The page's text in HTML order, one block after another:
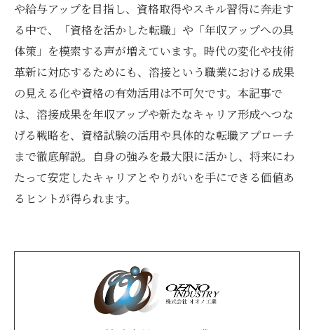
や給与アップを目指し、資格取得やスキル習得に奔走す
る中で、「資格を活かした転職」や「年収アップへの具
体策」を模索する声が増えています。時代の変化や技術
革新に対応するためにも、溶接という職業における成果
の見える化や資格の有効活用は不可欠です。本記事で
は、溶接成果を年収アップや新たなキャリア形成へつな
げる戦略を、資格試験の活用や具体的な転職アプローチ
まで徹底解説。自身の強みを最大限に活かし、将来にわ
たって安定したキャリアとやりがいを手にできる価値あ
るヒントが得られます。